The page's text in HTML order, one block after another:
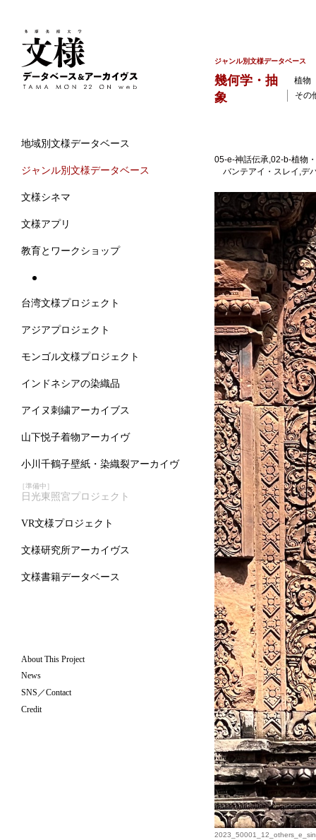
地域別文様データベース
ジャンル別文様データベース
文様シネマ
文様アプリ
教育とワークショップ
台湾文様プロジェクト
アジアプロジェクト
モンゴル文様プロジェクト
インドネシアの染織品
アイヌ刺繍アーカイブス
山下悦子着物アーカイヴ
小川千鶴子壁紙・染織裂アーカイヴ
［準備中］
日光東照宮プロジェクト
VR文様プロジェクト
文様研究所アーカイヴス
文様書籍データベース
About This Project
News
SNS／Contact
Credit
ジャンル別文様データベース
幾何学・抽
象
植物
その
05-e-神話伝承,02-b-植物
バンテアイ・スレイ,デ